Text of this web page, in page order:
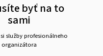
byť na to
sami
služby profesionálneho
organizátora